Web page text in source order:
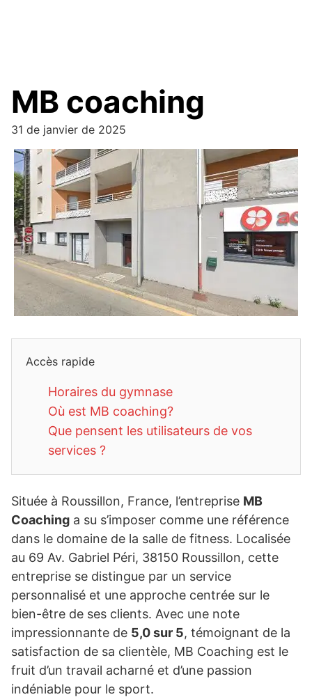
MB coaching
31 de janvier de 2025
Accès rapide
Horaires du gymnase
Où est MB coaching?
Que pensent les utilisateurs de vos
services ?
Située à Roussillon, France, l’entreprise MB
Coaching a su s’imposer comme une référence
dans le domaine de la salle de fitness. Localisée
au 69 Av. Gabriel Péri, 38150 Roussillon, cette
entreprise se distingue par un service
personnalisé et une approche centrée sur le
bien-être de ses clients. Avec une note
impressionnante de 5,0 sur 5, témoignant de la
satisfaction de sa clientèle, MB Coaching est le
fruit d’un travail acharné et d’une passion
indéniable pour le sport.